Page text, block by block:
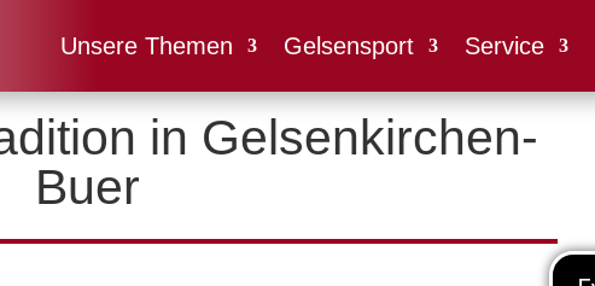
Unsere Themen Gelsensport Service
in Gelsenkirchen-
Buer